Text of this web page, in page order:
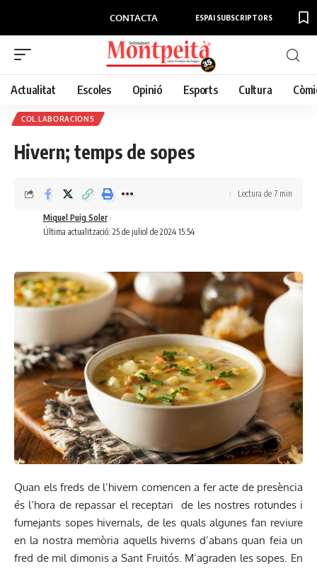
CONTACTA ESPAI SUBSCRIPTORS
Actualitat Escoles Opinió Esports Cultura
COL.LABORACIONS
Hivern; temps de sopes
Última actualització: 25 de juliol de 2024 15:54
Miquel Puig Soler
Lectura de 7 min
Quan els freds de l’hivern comencen a fer acte de presència
és l’hora de repassar el receptari de les nostres rotundes i
fumejants sopes hivernals, de les quals algunes fan reviure
en la nostra memòria aquells hiverns d’abans quan feia un
fred de mil dimonis a Sant Fruitós. M’agraden les sopes. En